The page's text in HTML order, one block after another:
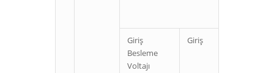
Giriş
Besleme
Voltajı
Giriş